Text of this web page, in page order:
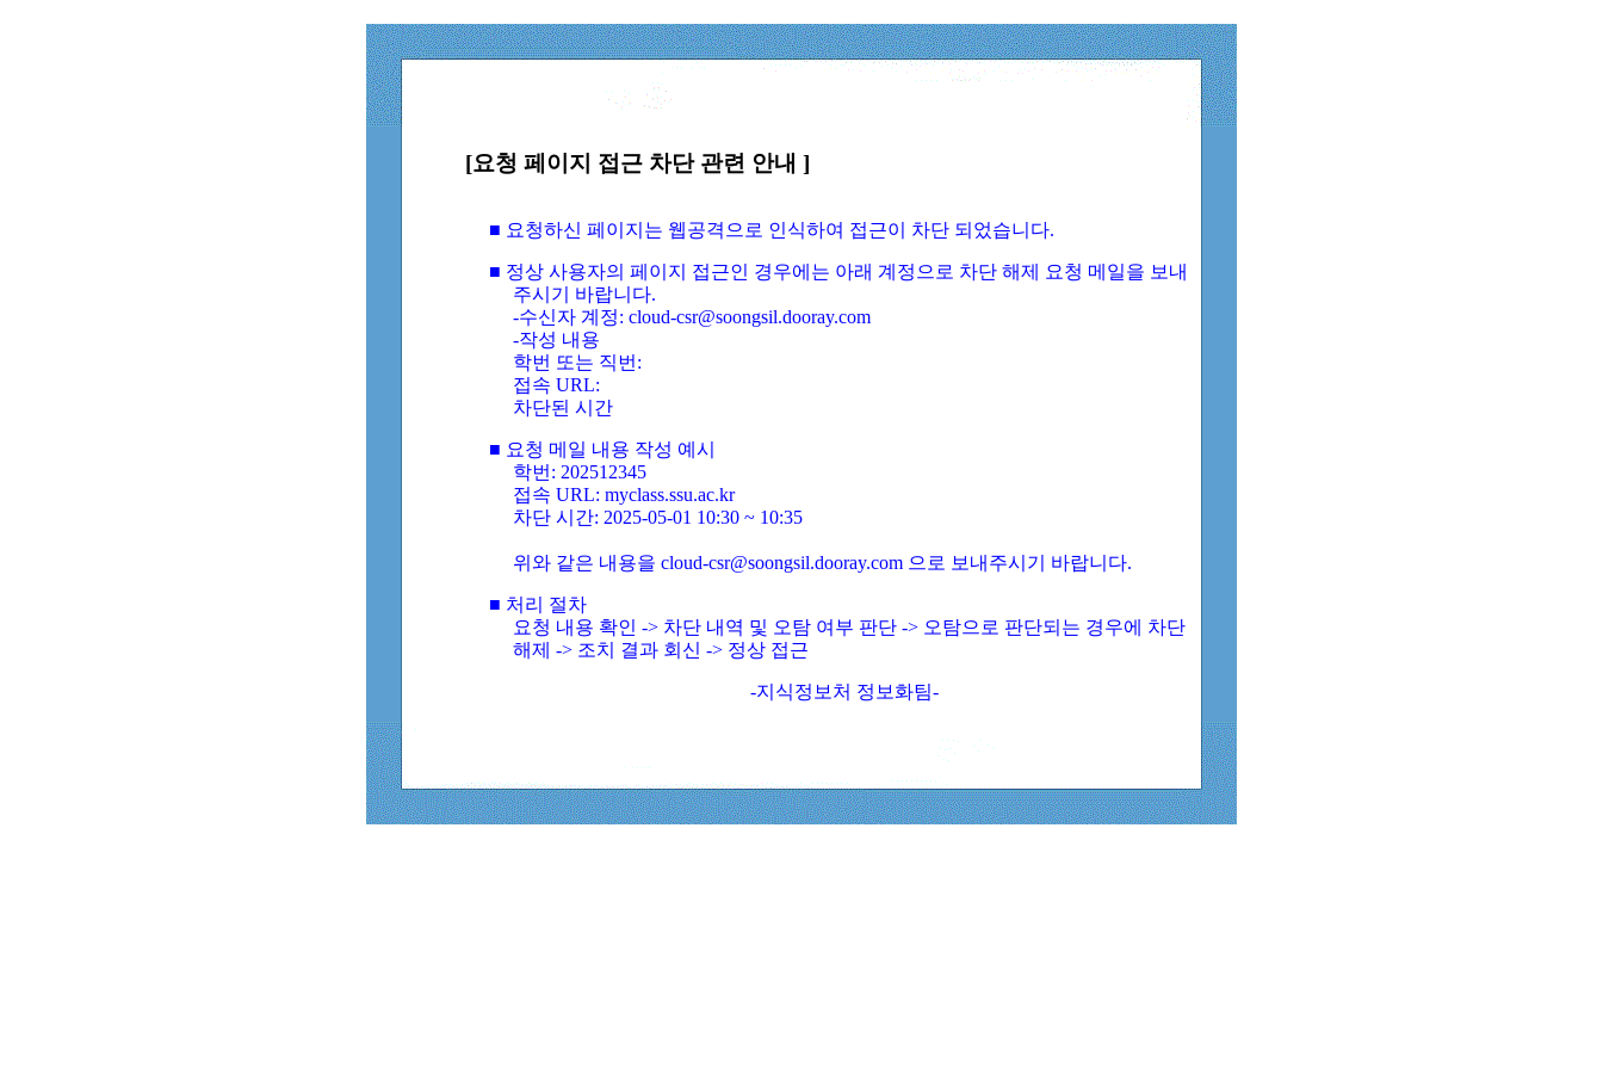
[요청 페이지 접근 차단 관련 안내 ]
■ 요청하신 페이지는 웹공격으로 인식하여 접근이 차단 되었습니다.
■ 정상 사용자의 페이지 접근인 경우에는 아래 계정으로 차단 해제 요청 메일을 보내
주시기 바랍니다.
-수신자 계정: cloud-csr@soongsil.dooray.com
-작성 내용
학번 또는 직번:
접속 URL:
차단된 시간
■ 요청 메일 내용 작성 예시
학번: 202512345
접속 URL: myclass.ssu.ac.kr
차단 시간: 2025-05-01 10:30 ~ 10:35
위와 같은 내용을 cloud-csr@soongsil.dooray.com 으로 보내주시기 바랍니다.
■ 처리 절차
요청 내용 확인 -> 차단 내역 및 오탐 여부 판단 -> 오탐으로 판단되는 경우에 차단
해제 -> 조치 결과 회신 -> 정상 접근
-지식정보처 정보화팀-